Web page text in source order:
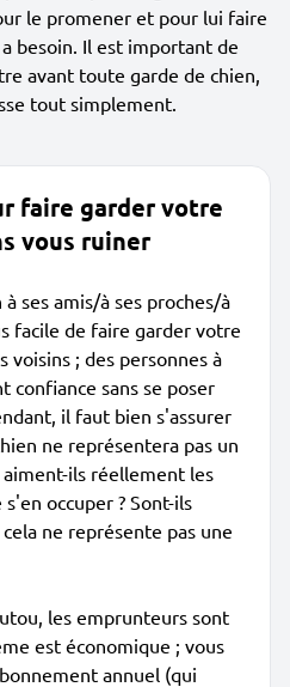
le promener et pour lui faire
besoin. Il est important de
avant toute garde de chien,
tout simplement.
faire garder votre
vous ruiner
ses amis/à ses proches/à
facile de faire garder votre
voisins ; des personnes à
confiance sans se poser
il faut bien s'assurer
ne représentera pas un
ils réellement les
occuper ? Sont-ils
ne représente pas une
les emprunteurs sont
est économique ; vous
annuel (qui